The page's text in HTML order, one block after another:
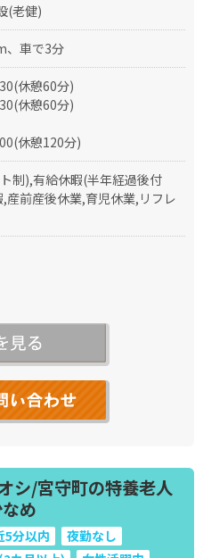
(老健)
、車で3分
休憩60分)
休憩60分)
休憩120分)
制),有給休暇(半年経過後付
産前産後休業,育児休業,リフレ
シ/宮守町の特養老人
め
5分以内
夜勤なし